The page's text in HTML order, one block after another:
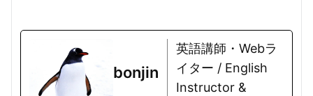
bonjin
英語講師・Webラ
イター / English
Instructor &